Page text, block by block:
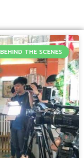
BEHIND THE SCENES